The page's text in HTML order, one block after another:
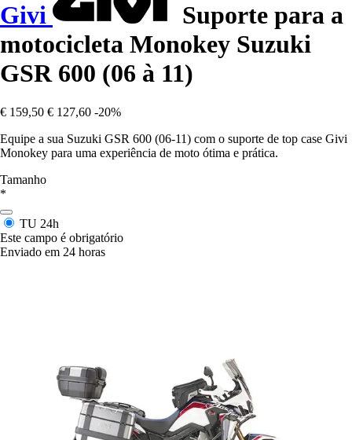
Givi
Suporte para a
motocicleta Monokey Suzuki
GSR 600 (06 à 11)
€ 159,50 € 127,60 -20%
Equipe a sua Suzuki GSR 600 (06-11) com o suporte de top case Givi
Monokey para uma experiência de moto ótima e prática.
Tamanho
*
TU 24h
Este campo é obrigatório
Enviado em 24 horas